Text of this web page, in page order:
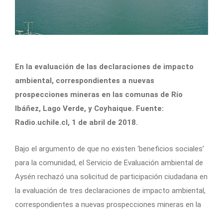
En la evaluación de las declaraciones de impacto
ambiental, correspondientes a nuevas
prospecciones mineras en las comunas de Río
Ibáñez, Lago Verde, y Coyhaique. Fuente:
Radio.uchile.cl, 1 de abril de 2018.
Bajo el argumento de que no existen ‘beneficios sociales’
para la comunidad, el Servicio de Evaluación ambiental de
Aysén rechazó una solicitud de participación ciudadana en
la evaluación de tres declaraciones de impacto ambiental,
correspondientes a nuevas prospecciones mineras en la